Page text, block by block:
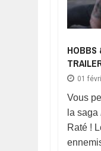
HOBBS
01
Vous
la saga
Raté !